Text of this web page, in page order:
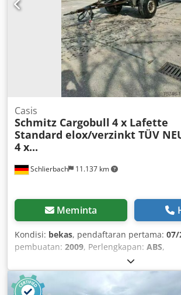
Schlierbach 11.137 km
Casis
Schmitz Cargobull 4 x Lafette
Standard elox/verzinkt TÜV
4 x...
Meminta
Kondisi: bekas, pendaftaran pertama: 07/
pembuatan: 2009, Perlengkapan: ABS,